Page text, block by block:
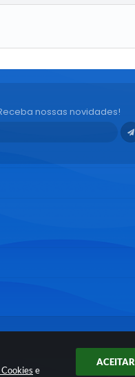
e
ACEITAR
nossas novidades!